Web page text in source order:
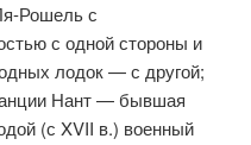
Рошель с
с одной стороны и
лодок — с другой;
Нант — бывшая
(с XVII в.) военный